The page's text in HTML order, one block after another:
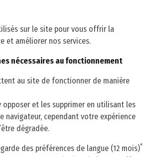
sur le site pour vous offrir la
et améliorer nos services.
nécessaires au fonctionnement
au site de fonctionner de manière
opposer et les supprimer en utilisant les
navigateur, cependant votre expérience
dégradée.
des préférences de langue (12 mois)*